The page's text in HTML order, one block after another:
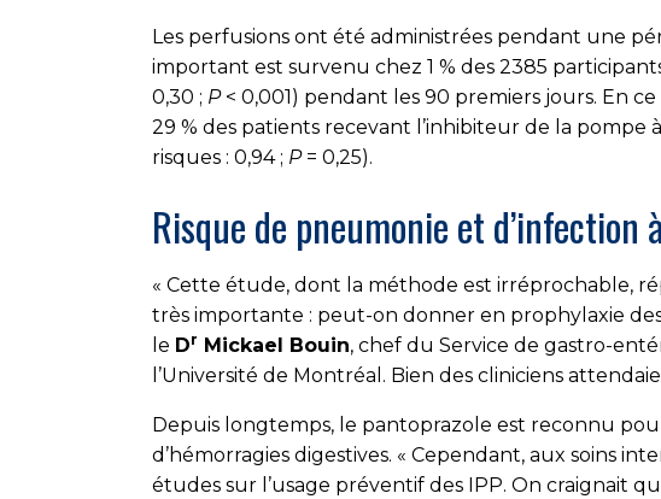
Les perfusions ont été administrées pendant une
important est survenu chez 1 % des 2385
0,30 ; P
0,001) pendant les 90 premiers jours. En
29 % des patients recevant l’inhibiteur de la
risques : 0,94 ; P 0,25).
Risque de pneumonie et d’infection
« Cette étude, dont la méthode est irréprochable,
très importante : peut-on donner en prophylaxie des
le Dr Mickael Bouin, chef du Service de gastro-
l’Université de Montréal. Bien des cliniciens
Depuis longtemps, le pantoprazole est reconnu
d’hémorragies digestives. « Cependant, aux soins
études sur l’usage préventif des IPP. On craignait